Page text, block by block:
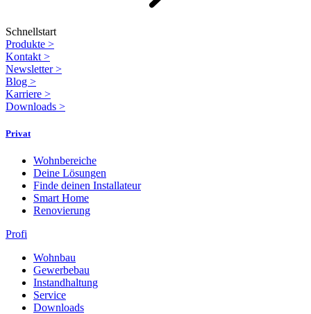
Schnellstart
Produkte >
Kontakt >
Newsletter>
Blog >
Karriere >
Downloads >
Privat
Wohnbereiche
Deine Lösungen
Finde deinen Installateur
Smart Home
Renovierung
Profi
Wohnbau
Gewerbebau
Instandhaltung
Service
Downloads